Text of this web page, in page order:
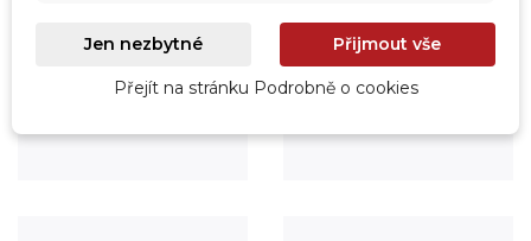
Prohlédnout
Fólie
Prohlédnout
Jen nezbytné Přijmout vše
Přejít na stránku Podrobně o cookies